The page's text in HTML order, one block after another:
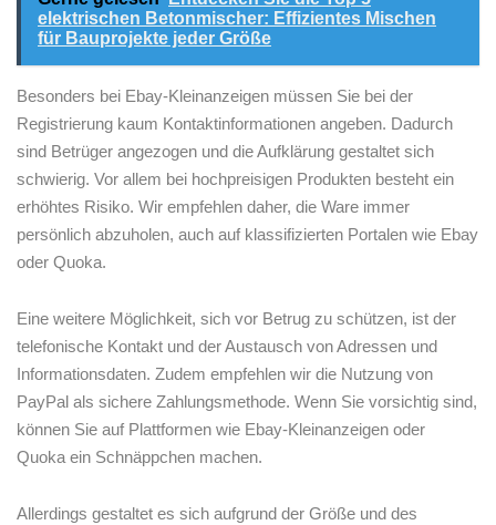
elektrischen Betonmischer: Effizientes Mischen
für Bauprojekte jeder Größe
Besonders bei Ebay-Kleinanzeigen ⁤müssen Sie bei der
Registrierung kaum Kontaktinformationen angeben. Dadurch
sind Betrüger angezogen und die Aufklärung gestaltet sich
schwierig. Vor allem bei ⁢hochpreisigen Produkten besteht ein
erhöhtes Risiko. ⁣Wir empfehlen ‌daher, die Ware immer
persönlich abzuholen, auch​ auf klassifizierten Portalen wie Ebay
oder Quoka.
Eine weitere⁣ Möglichkeit, sich vor Betrug zu ‌schützen, ist der
telefonische Kontakt und der ⁣Austausch⁣ von Adressen und
Informationsdaten. Zudem empfehlen wir die Nutzung von
PayPal‌ als sichere Zahlungsmethode. Wenn Sie vorsichtig sind,
‍können Sie auf Plattformen wie Ebay-Kleinanzeigen oder
Quoka ein Schnäppchen machen.
Allerdings‍ gestaltet es sich aufgrund der⁢ Größe und des